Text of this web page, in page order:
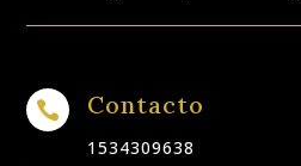
 Contacto
1534309638